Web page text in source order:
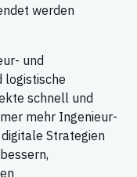
werden
und
logistische
schnell und
mehr Ingenieur-
Strategien